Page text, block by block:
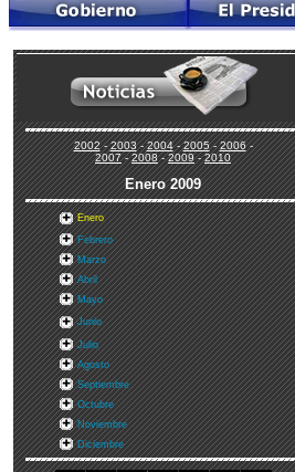
2002-2003-2004-2005-2006-
2007-2008-2009-2010
Enero2009
Enero
Febrero
Marzo
Abril
Mayo
Junio
Julio
Agosto
Septiembre
Octubre
Noviembre
Diciembre